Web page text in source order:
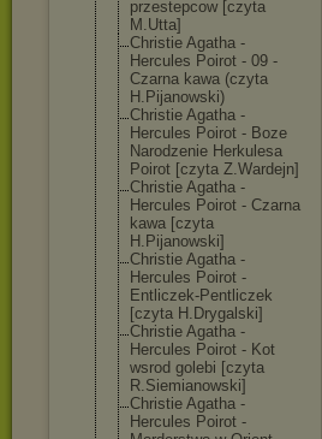
przestepcow [czyta
M.Utta]
Christie Agatha -
Hercules Poirot - 09 -
Czarna kawa (czyta
H.Pijanowski)
Christie Agatha -
Hercules Poirot - Boze
Narodzenie Herkulesa
Poirot [czyta Z.Wardejn]
Christie Agatha -
Hercules Poirot - Czarna
kawa [czyta
H.Pijanowski]
Christie Agatha -
Hercules Poirot -
Entliczek-Pent liczek
[czyta H.Drygalski]
Christie Agatha -
Hercules Poirot - Kot
wsrod golebi [czyta
R.Siemianowski]
Christie Agatha -
Hercules Poirot -